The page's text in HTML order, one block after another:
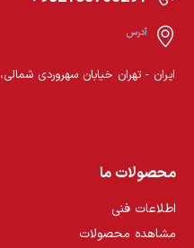
آدرس
ايران - تهران خيابان سهروردی شمالی،
محصولات ما
اطلاعات فنی
مشاهده محصولات